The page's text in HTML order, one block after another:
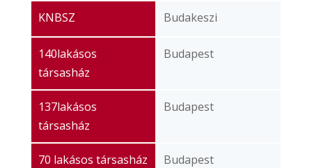
KNBSZ
140lakásos
társasház
137lakásos
társasház
70 lakásos társasház
Budakeszi
Budapest
Budapest
Budapest